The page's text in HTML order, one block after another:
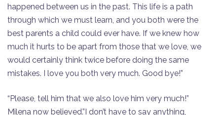
happened between us in the past. This life is a path
through which we must learn, and you both were the
best parents a child could ever have. If we knew how
much it hurts to be apart from those that we love, we
would certainly think twice before doing the same
mistakes. I love you both very much. Good bye!”
“Please, tell him that we also love him very much!”
Milena now believed.”I don’t have to say anything,